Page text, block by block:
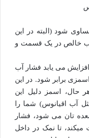
شود (البته در این
خالص در یک قسمت و
می یابد فشار آب
برابر شود. در این
حال، اسمز دلیل این
آب اقیانوس) شما را
تان می شود، فشار
میکند، تا نمک در داخل